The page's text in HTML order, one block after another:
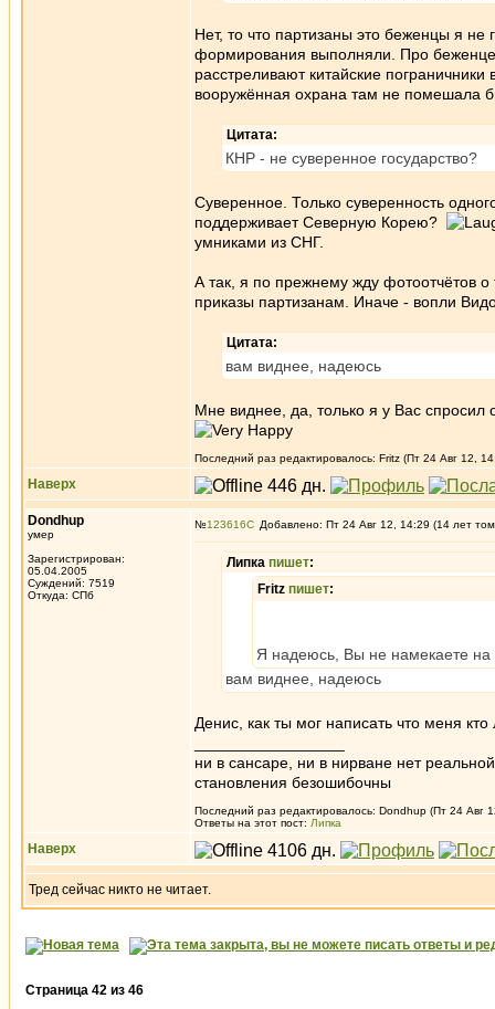
Нет, то что партизаны это беженцы я не
формирования выполняли. Про
расстреливают китайские
вооружённая охрана там не помешала
Цитата:
КНР - не суверенное государство?
Суверенное. Только суверенность
поддерживает Северную Корею?
умниками из СНГ.
А так, я по прежнему жду фотоотчётов
приказы партизанам. Иначе - вопли
Цитата:
вам виднее, надеюсь
Мне виднее, да, только я у Вас
Последний раз редактировалось: Fritz (Пт 24 Авг 12,
Наверх
Dondhup
умер
Зарегистрирован:
05.04.2005
Суждений: 7519
Откуда: СПб
№123616 Добавлено: Пт 24 Авг 12, 14:29 (14 лет
Липка пишет:
Fritz пишет:
Я надеюсь, Вы не намекаете
вам виднее, надеюсь
Денис, как ты мог написать что меня
ни в сансаре, ни в нирване нет
становления безошибочны
Последний раз редактировалось: Dondhup (Пт 24 Авг
Ответы на этот пост: Липка
Наверх
Тред сейчас никто не читает.
Страница 42 из 46